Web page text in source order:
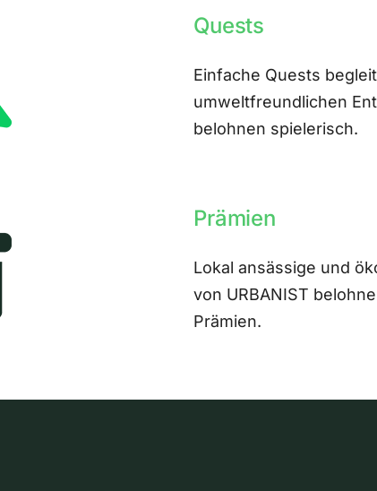
Quests
Einfache Quests
umweltfreundlichen
belohnen spielerisch.
Prämien
Lokal ansässige und
von URBANIST
Prämien.